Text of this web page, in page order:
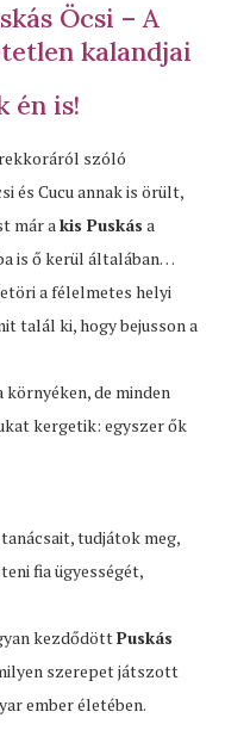
Öcsi – A
kalandjai
én is!
szóló
és Cucu annak is örült,
már akis Puskás a
is ő kerül általában…
a félelmetes helyi
talál ki, hogy bejusson a
de minden
kergetik: egyszer ők
tudjátok meg,
fia ügyességét,
kezdődöttPuskás
szerepet játszott
ember életében.